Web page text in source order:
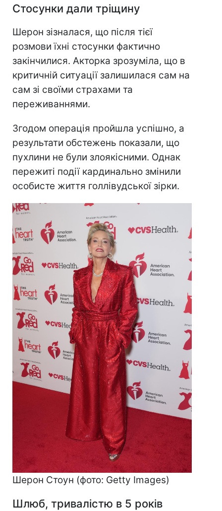
Стосунки дали тріщину
Шерон зізналася, що після тієї
розмови їхні стосунки фактично
закінчилися. Акторка зрозуміла, що в
критичній ситуації залишилася сам на
сам зі своїми страхами та
переживаннями.
Згодом операція пройшла успішно, а
результати обстежень показали, що
пухлини не були злоякісними. Однак
пережиті події кардинально змінили
особисте життя голлівудської зірки.
Шерон Стоун (фото: Getty Images)
Шлюб, тривалістю в 5 років